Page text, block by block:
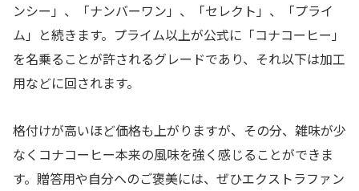
ンシー」、「ナンバーワン」、「セレクト」、「プライ
ム」と続きます。プライム以上が公式に「コナコーヒー」
を名乗ることが許されるグレードであり、それ以下は加工
用などに回されます。
格付けが高いほど価格も上がりますが、その分、雑味が少
なくコナコーヒー本来の風味を強く感じることができま
す。贈答用や自分へのご褒美には、ぜひエクストラファン